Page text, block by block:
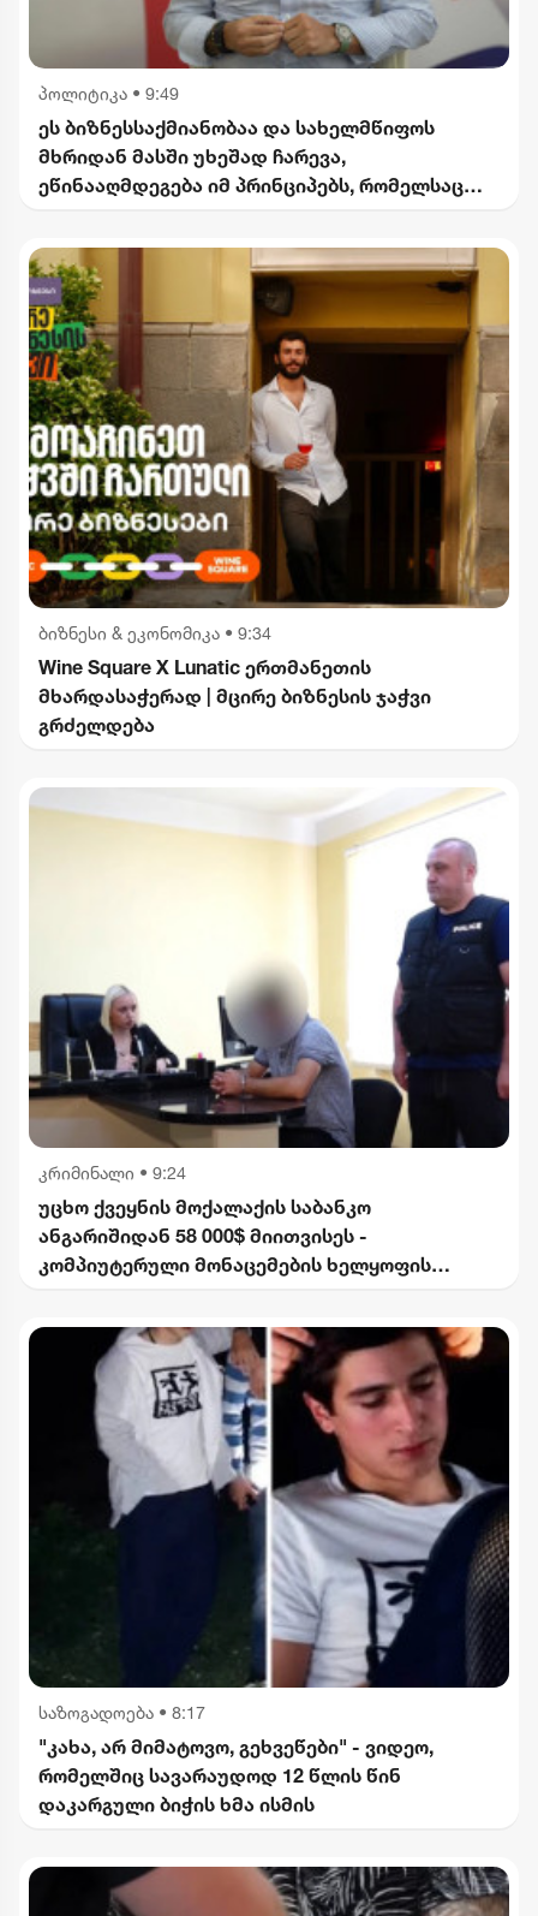
პოლიტიკა • 9:49
ეს ბიზნესსაქმიანობაა და სახელმწიფოს
მხრიდან მასში უხეშად ჩარევა,
ეწინააღმდეგება იმ პრინციპებს, რომელსაც
"ინტერრაოს" დასანქცირებაზე
ბიზნესი & ეკონომიკა • 9:34
Wine Square X Lunatic ერთმანეთის
მხარდასაჭერად | მცირე ბიზნესის ჯაჭვი
გრძელდება
კრიმინალი • 9:24
უცხო ქვეყნის მოქალაქის საბანკო
ანგარიშიდან 58 000$ მიითვისეს -
კომპიუტერული მონაცემების ხელყოფის
დევნა დაიწყო
საზოგადოება • 8:17
"კახა, არ მიმატოვო, გეხვეწები" - ვიდეო,
რომელშიც სავარაუდოდ 12 წლის წინ
დაკარგული ბიჭის ხმა ისმის